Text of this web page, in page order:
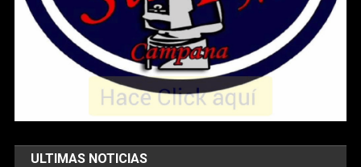
ULTIMAS NOTICIAS